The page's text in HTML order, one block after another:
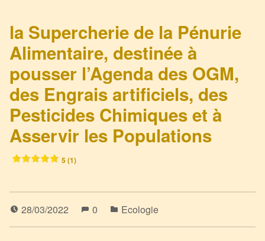
la Supercherie de la Pénurie
Alimentaire, destinée à
pousser l’Agenda des OGM,
des Engrais artificiels, des
Pesticides Chimiques et à
Asservir les Populations
5 (1)
28/03/2022 0 Ecologie